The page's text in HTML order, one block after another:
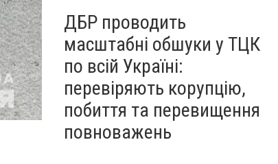
всіх ракет
ДБР проводить
масштабні обшуки у ТЦК
по всій Україні:
перевіряють корупцію,
побиття та перевищення
повноважень